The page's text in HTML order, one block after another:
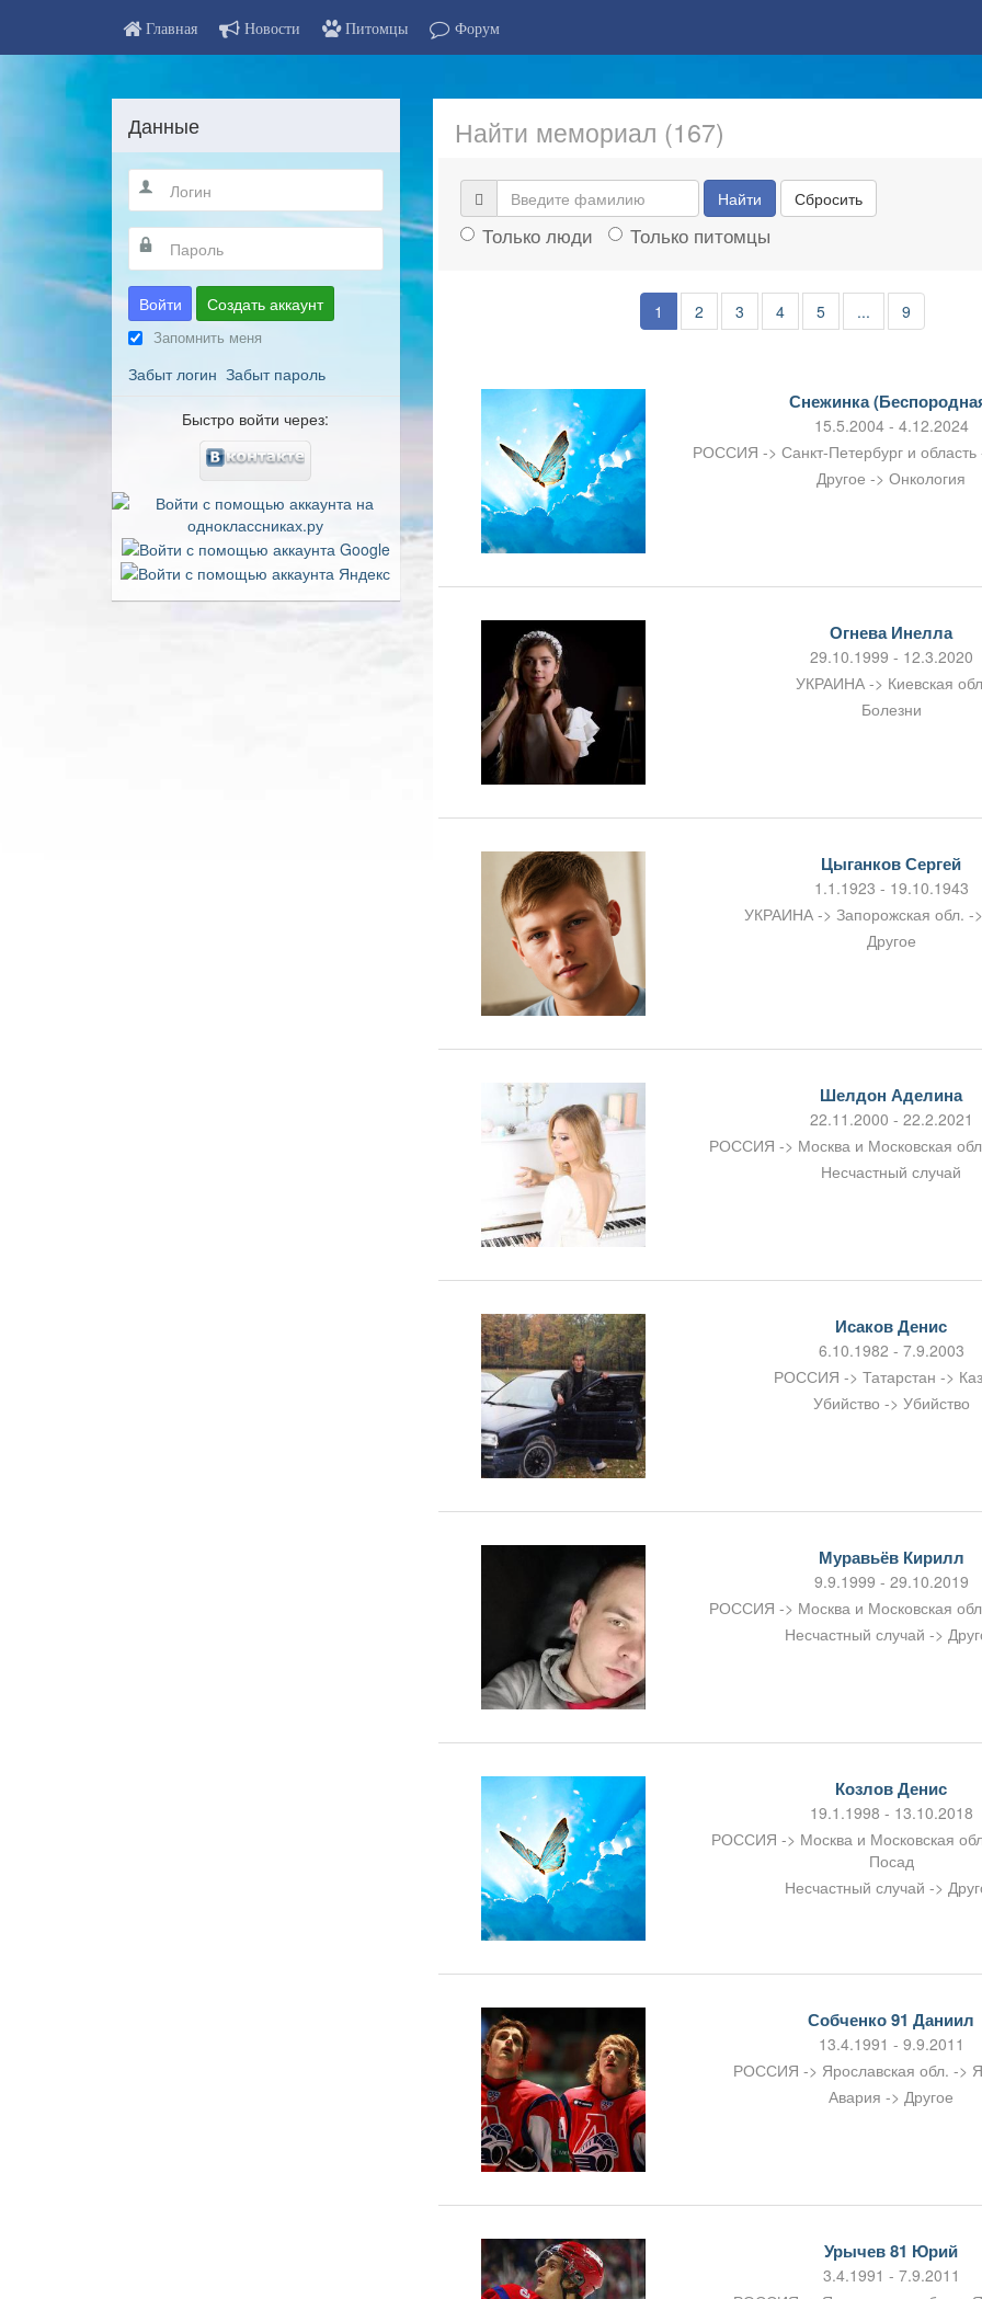
Главная Новости Питомцы Форум
Найти мемориал (167)
Найти Сбросить
Только люди Только питомцы
1 2 3 4 5 ... 9
Снежинка
15.5.2004 - 4.12.2024
РОССИЯ -> Санкт-Петербург и
Другое -> Онкология
Огнева Инелла
29.10.1999 - 12.3.2020
УКРАИНА -> Киевская
Болезни
Цыганков Сергей
1.1.1923 - 19.10.1943
УКРАИНА -> Запорожская обл. -
Другое
Шелдон Аделина
22.11.2000 - 22.2.2021
РОССИЯ -> Москва и Московская
Несчастный случай
Исаков Денис
6.10.1982 - 7.9.2003
РОССИЯ -> Татарстан ->
Убийство -> Убийство
Муравьёв Кирилл
9.9.1999 - 29.10.2019
РОССИЯ -> Москва и Московская
Несчастный случай ->
Козлов Денис
19.1.1998 - 13.10.2018
РОССИЯ -> Москва и Московская
Посад
Несчастный случай ->
Собченко 91 Даниил
13.4.1991 - 9.9.2011
РОССИЯ -> Ярославская обл. ->
Авария -> Другое
Урычев 81 Юрий
3.4.1991 - 7.9.2011
Данные
Войти Создать аккаунт
Запомнить меня
Забыт логин Забыт пароль
Быстро войти через: